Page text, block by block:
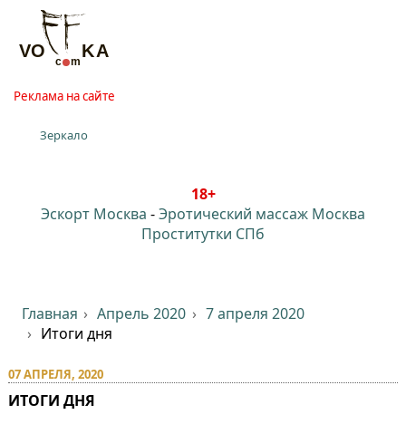
Реклама на сайте
Зеркало
18+
Эскорт Москва -Эротический массаж Москва
Проститутки СПб
Главная Апрель 2020
7 апреля 2020
Итоги дня
07 АПРЕЛЯ, 2020
ИТОГИ ДНЯ